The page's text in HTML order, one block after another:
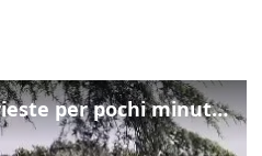
Torna la pioggia a Trieste per pochi minuti: ma il caldo non molla